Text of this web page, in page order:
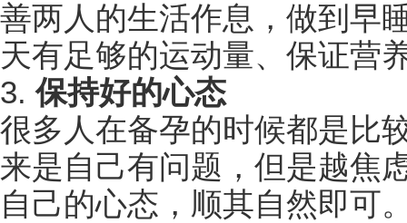
善两人的生活作息，做到早
天有足够的运动量、保证营
3.保持好的心态
很多人在备孕的时候都是比
来是自己有问题，但是越焦
自己的心态，顺其自然即可